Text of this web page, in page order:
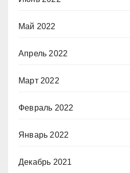
Май 2022
Апрель 2022
Март 2022
Февраль 2022
Январь 2022
Декабрь 2021